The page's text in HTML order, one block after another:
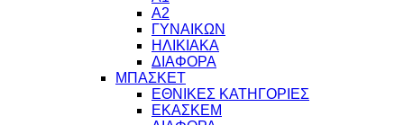
Α2
ΓΥΝΑΙΚΩΝ
ΗΛΙΚΙΑΚΑ
ΔΙΑΦΟΡΑ
ΜΠΑΣΚΕΤ
ΕΘΝΙΚΕΣ ΚΑΤΗΓΟΡΙΕΣ
ΕΚΑΣΚΕΜ